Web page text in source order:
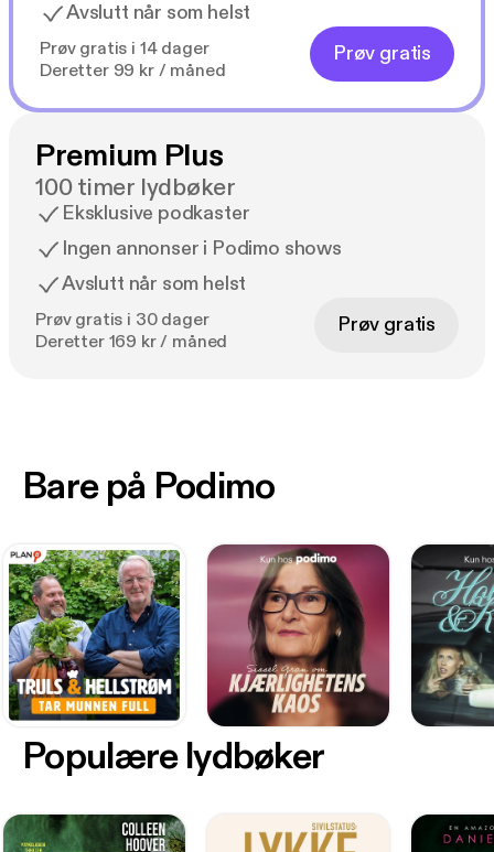
Avslutt når som helst
Prøv gratis i 14 dager
Deretter 99 kr / måned
Prøv gratis
Premium Plus
100 timer lydbøker
Eksklusive podkaster
Ingen annonser i Podimo shows
Avslutt når som helst
Prøv gratis i 30 dager
Deretter 169 kr / måned
Prøv gratis
Bare på Podimo
Populære lydbøker